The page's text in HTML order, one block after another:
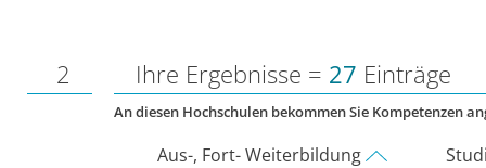
2 Ihre Ergebnisse = 27 Einträge
An diesen Hochschulen bekommen Sie Kompetenzen
Aus-, Fort- Weiterbildung